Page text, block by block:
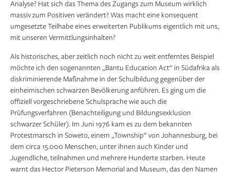
Analyse? Hat sich das Thema des Zugangs zum Museum wirklich
massiv zum Positiven verändert? Was macht eine konsequent
umgesetzte Teilhabe eines erweiterten Publikums eigentlich mit uns,
mit unseren Vermittlungsinhalten?
Als historisches, aber zeitlich noch nicht zu weit entferntes Beispiel
möchte ich den sogenannten „Bantu Education Act“ in Südafrika als
diskriminierende Maßnahme in der Schulbildung gegenüber der
einheimischen schwarzen Bevölkerung anführen. Es ging um die
offiziell vorgeschriebene Schulsprache wie auch die
Prüfungsverfahren (Benachteiligung und Bildungsexklusion
schwarzer Schüler). Im Juni 1976 kam es zu dem bekannten
Protestmarsch in Soweto, einem „Township“ von Johannesburg, bei
dem circa 15.000 Menschen, unter ihnen auch Kinder und
Jugendliche, teilnahmen und mehrere Hunderte starben. Heute
warnt das Hector Pieterson Memorial and Museum, das den Namen